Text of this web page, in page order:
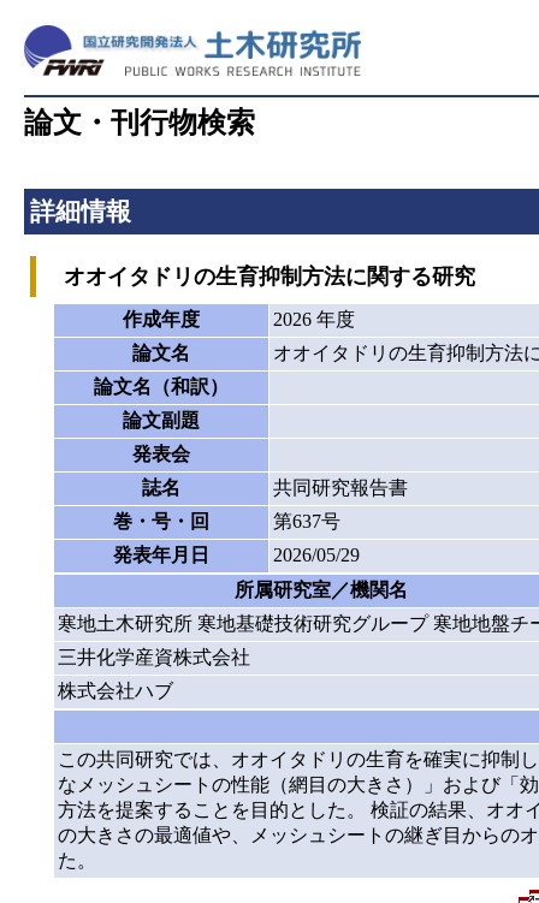
論文・刊行物検索
詳細情報
オオイタドリの生育抑制方法に関する研究
作成年度
2026 年度
論文名
オオイタドリの生育抑制方法
論文名（和訳）
論文副題
発表会
誌名
共同研究報告書
巻・号・回
第637号
発表年月日
2026/05/29
所属研究室／機関名
寒地土木研究所 寒地基礎技術研究グループ 寒地地盤チ
三井化学産資株式会社
株式会社ハブ
この共同研究では、オオイタドリの生育を確実に抑制
なメッシュシートの性能（網目の大きさ）」および「
方法を提案することを目的とした。 検証の結果、オ
の大きさの最適値や、メッシュシートの継ぎ目からの
た。